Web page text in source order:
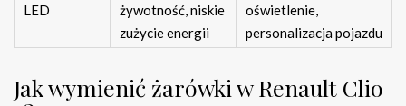
LED
żywotność, niskie
zużycie energii
oświetlenie,
personalizacja pojazdu
Jak wymienić żarówki w Renault Clio